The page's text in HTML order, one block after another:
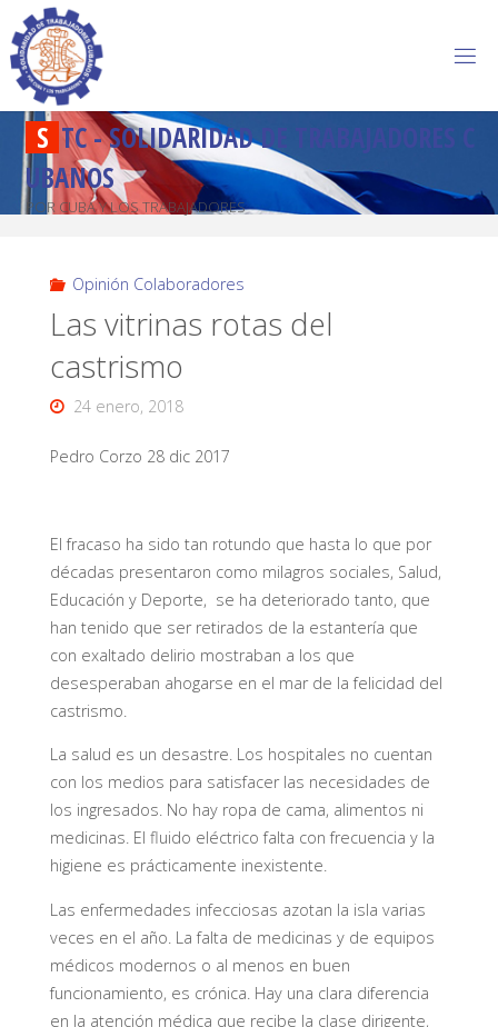
S TC-SOLIDARIDADD R A BAJADORES C
U BANOS
POR CUBA Y LOS TRABAJADORES
Opinión Colaboradores
Las vitrinas rotas del
castrismo
24 enero, 2018
Pedro Corzo 28 dic 2017
El fracaso ha sido tan rotundo que hasta lo que por
décadas presentaron como milagros sociales, Salud,
Educación y Deporte, se ha deteriorado tanto, que
han tenido que ser retirados de la estantería que
con exaltado delirio mostraban a los que
desesperaban ahogarse en el mar de la felicidad del
castrismo.
La salud es un desastre. Los hospitales no cuentan
con los medios para satisfacer las necesidades de
los ingresados. No hay ropa de cama, alimentos ni
medicinas. El fluido eléctrico falta con frecuencia y la
higiene es prácticamente inexistente.
Las enfermedades infecciosas azotan la isla varias
veces en el año. La falta de medicinas y de equipos
médicos modernos o al menos en buen
funcionamiento, es crónica. Hay una clara diferencia
en la atención médica que recibe la clase dirigente,